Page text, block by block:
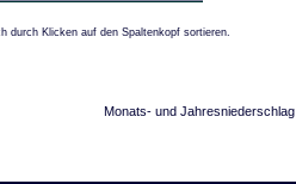
durch Klicken auf den Spaltenkopf sortieren.
Monats- und Jahresniederschlag